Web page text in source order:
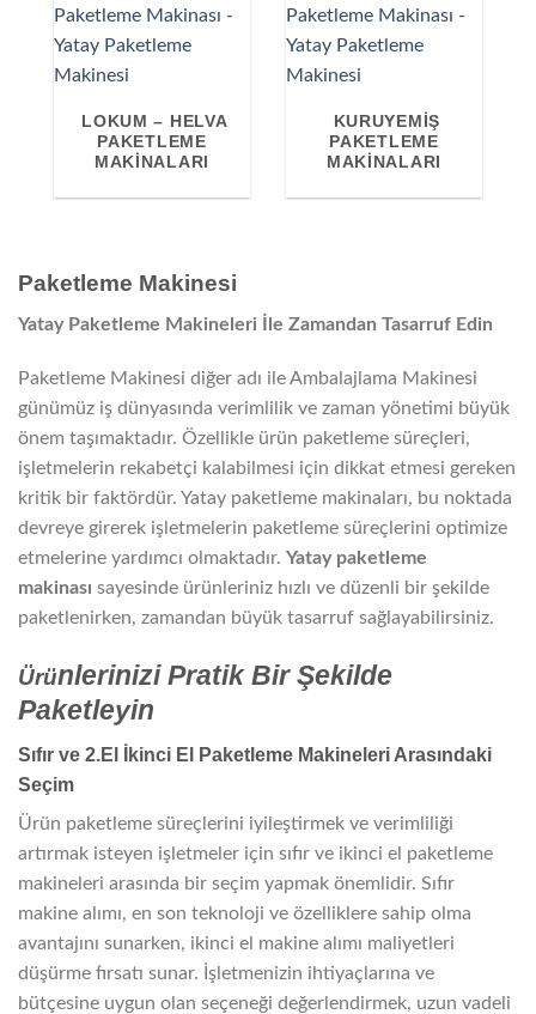
LOKUM – HELVA
PAKETLEME
MAKINALARI
KURUYEMIŞ
PAKETLEME
MAKINALARI
Paketleme Makinesi
Yatay Paketleme Makineleri İle Zamandan Tasarruf Edin
Paketleme Makinesi diğer adı ile Ambalajlama Makinesi
günümüz iş dünyasında verimlilik ve zaman yönetimi büyük
önem taşımaktadır. Özellikle ürün paketleme süreçleri,
işletmelerin rekabetçi kalabilmesi için dikkat etmesi gereken
kritik bir faktördür. Yatay paketleme makinaları, bu noktada
devreye girerek işletmelerin paketleme süreçlerini optimize
etmelerine yardımcı olmaktadır. Yatay paketleme
makinası sayesinde ürünleriniz hızlı ve düzenli bir şekilde
paketlenirken, zamandan büyük tasarruf sağlayabilirsiniz.
Ürünlerinizi Pratik Bir Şekilde
Paketleyin
Sıfır ve 2.El İkinci El Paketleme Makineleri Arasındaki
Seçim
Ürün paketleme süreçlerini iyileştirmek ve verimliliği
artırmak isteyen işletmeler için sıfır ve ikinci el paketleme
makineleri arasında bir seçim yapmak önemlidir. Sıfır
makine alımı, en son teknoloji ve özelliklere sahip olma
avantajını sunarken, ikinci el makine alımı maliyetleri
düşürme fırsatı sunar. İşletmenizin ihtiyaçlarına ve
bütçesine uygun olan seçeneği değerlendirmek, uzun vadeli